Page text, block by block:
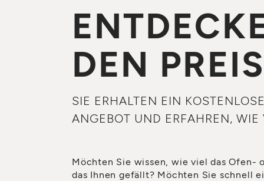
DEN PREIS
SIE ERHALTEN EIN
ANGEBOT UND ERFAHREN, WIE
Möchten Sie wissen, wie viel das Ofen-
das Ihnen gefällt? Möchten Sie schnell